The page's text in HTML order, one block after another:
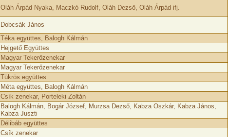
Oláh Árpád Nyaka, Maczkó Rudolf, Oláh Dezső, Oláh Árpád ifj.
Dobcsák János
Téka együttes, Balogh Kálmán
Hejgető Együttes
Magyar Tekerőzenekar
Magyar Tekerőzenekar
Tükrös együttes
Méta együttes, Balogh Kálmán
Csík zenekar, Porteleki Zoltán
Balogh Kálmán, Bogár József, Murzsa Dezső, Kabza Oszkár, Kabza János,
Kabza Juszti
Délibáb együttes
Csík zenekar